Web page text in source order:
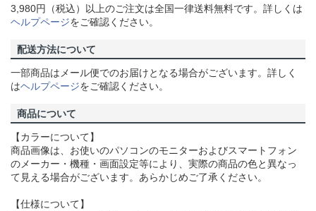
3,980円（税込）以上のご注文は全国一律送料無料です。詳しくは
ヘルプページをご確認ください。
配送方法について
一部商品はメール便でのお届けとなる場合がございます。詳しく
はヘルプページをご確認ください。
商品について
【カラーについて】
商品画像は、お使いのパソコンのモニターおよびスマートフォン
のメーカー・機種・画面設定等により、実際の商品の色と異なっ
て見える場合がございます。あらかじめご了承ください。
【仕様について】